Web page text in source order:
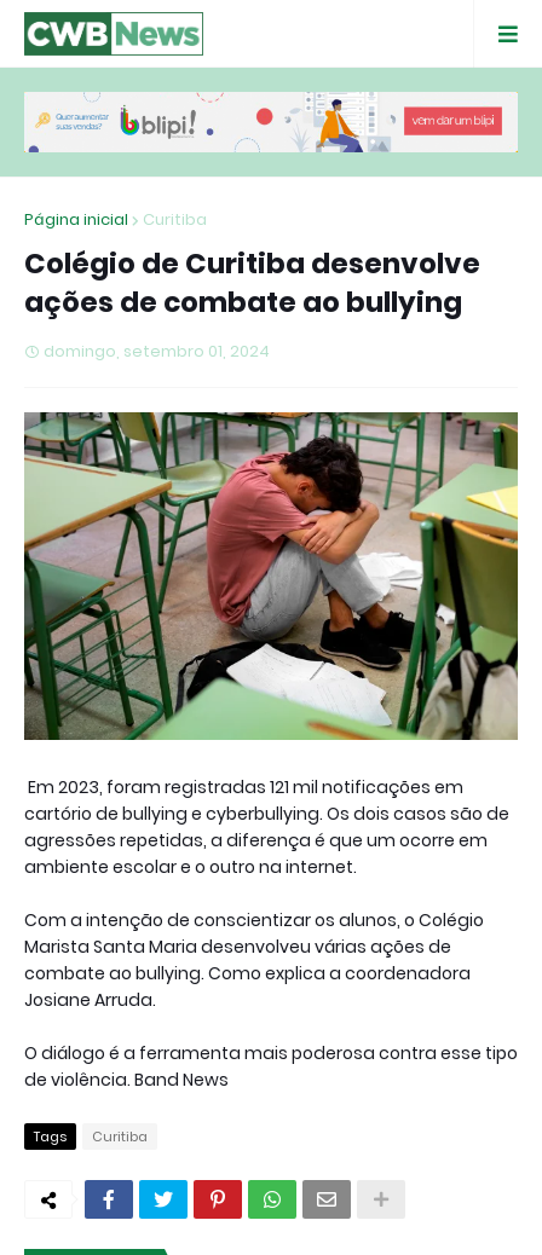
Página inicial Curitiba
Colégio de Curitiba desenvolve
ações de combate ao bullying
domingo, setembro 01, 2024
Em 2023, foram registradas 121 mil notificações em
cartório de bullying e cyberbullying. Os dois casos são de
agressões repetidas, a diferença é que um ocorre em
ambiente escolar e o outro na internet.
Com a intenção de conscientizar os alunos, o Colégio
Marista Santa Maria desenvolveu várias ações de
combate ao bullying. Como explica a coordenadora
Josiane Arruda.
O diálogo é a ferramenta mais poderosa contra esse tipo
de violência. Band News
Tags Curitiba